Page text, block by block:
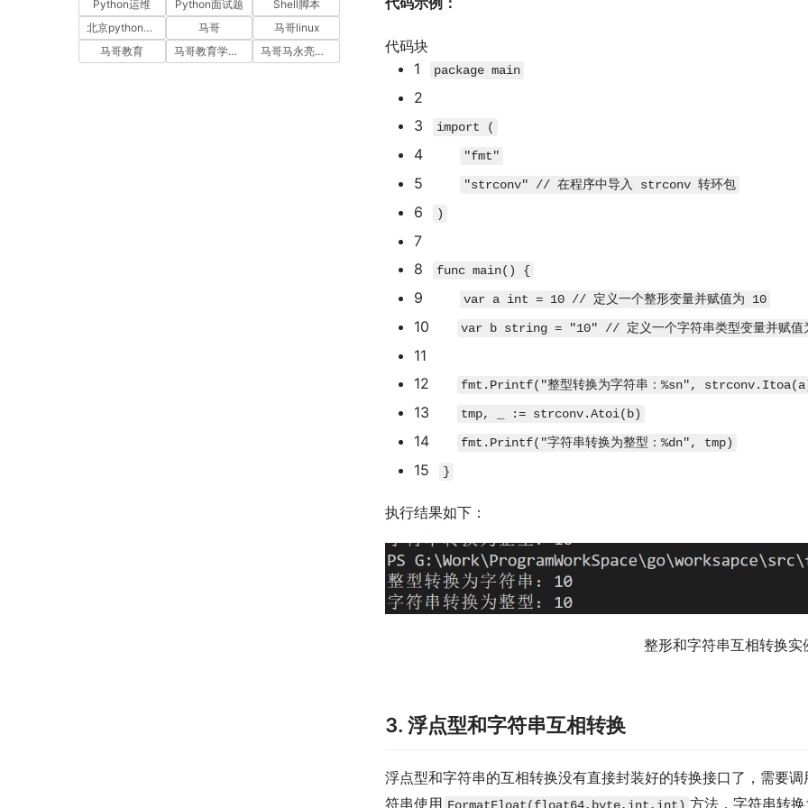
代码块
1
package main
2
3
import (
4 "fmt"
5 "strconv" // 在程序中导入 strconv 转环包
6 )
7
8
func main( ) {
9 var a int = 10 // 定义一个整形变量并赋值为 10
10 var b string = "10" // 定义一个字符串类型变量并赋
11
12
fmt . Printf( "整型转换为字符串：%sn", strconv. Itoa(a
13 tmp, := strconv.Atoi( b)
14 fmt . Printf( "字符串转换为整型：%dn", tmp)
15 }
执行结果如下：
整形和字符串互相转换实
3. 浮点型和字符串互相转换
浮点型和字符串的互相转换没有直接封装好的转换接口了，需要调
符串使用
方法，字符串转
Python运维
Python面试题
Shell脚本
北京python培训
马哥
马哥linux
马哥教育
马哥教育学员故事 马哥马永亮，马哥linux讲师，马哥教育ceo